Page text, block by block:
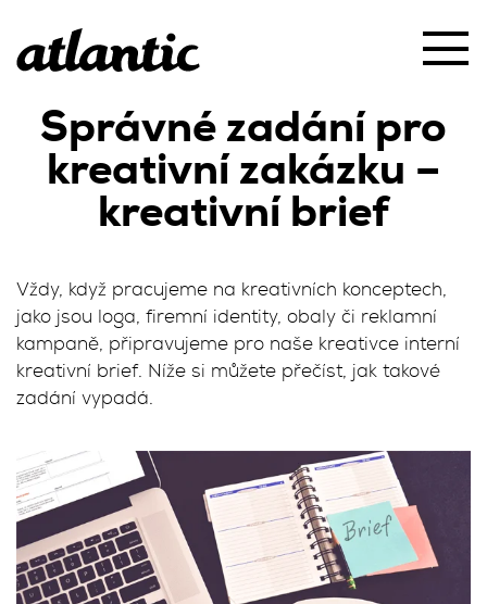
Správné zadání pro
kreativní zakázku –
kreativní brief
Vždy, když pracujeme na kreativních konceptech,
jako jsou loga, firemní identity, obaly či reklamní
kampaně, připravujeme pro naše kreativce interní
kreativní brief. Níže si můžete přečíst, jak takové
zadání vypadá.